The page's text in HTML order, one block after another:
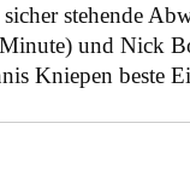
stehende
und Nick
Kniepen beste